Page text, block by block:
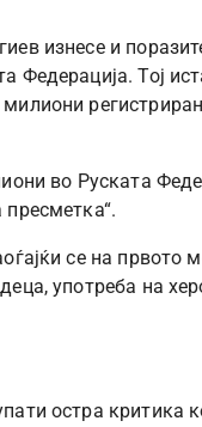
изнесе и
Федерација. Тој
во Руската
се на првото
употреба на
остра критика